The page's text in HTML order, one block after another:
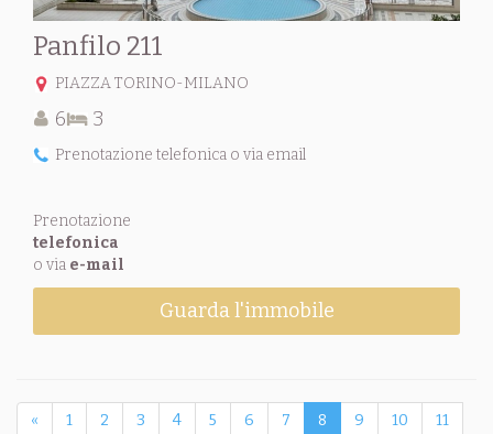
Panfilo 211
PIAZZA TORINO-MILANO
6 3
Prenotazione telefonica o via email
Prenotazione
telefonica
o via e-mail
Guarda l'immobile
« 1 2 3 4 5 6 7 8 9 10
11